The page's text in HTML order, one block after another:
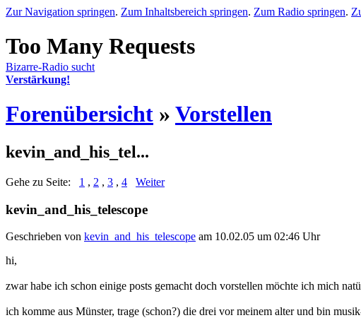
Zur Navigation springen. Zum Inhaltsbereich springen. Zum Radio springen.
Bizarre-Radio sucht
Verstärkung!
Forenübersicht » Vorstellen
kevin_and_his_tel...
Gehe zu Seite: 1 , 2 , 3 , 4 Weiter
kevin_and_his_telescope
Geschrieben von kevin_and_his_telescope am 10.02.05 um 02:46 Uhr
hi,
zwar habe ich schon einige posts gemacht doch vorstellen möchte ich mich
ich komme aus Münster, trage (schon?) die drei vor meinem alter und bin